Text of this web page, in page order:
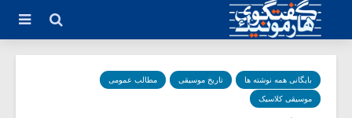
بایگانی همه نوشته ها تاریخ موسیقی مطالب عمومی
موسیقی کلاسیک